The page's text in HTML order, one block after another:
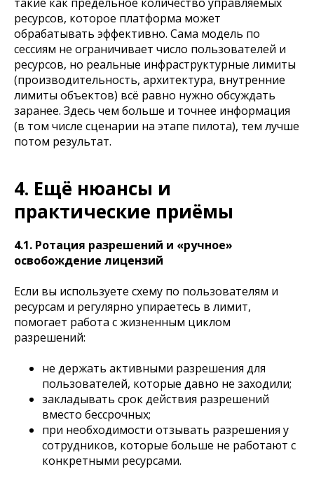
ресурсов, которое платформа может
обрабатывать эффективно. Сама модель по
сессиям не ограничивает число пользователей и
ресурсов, но реальные инфраструктурные лимиты
(производительность, архитектура, внутренние
лимиты объектов) всё равно нужно обсуждать
заранее. Здесь чем больше и точнее информация
(в том числе сценарии на этапе пилота), тем лучше
потом результат.
4. Ещё нюансы и
практические приёмы
4.1. Ротация разрешений и «ручное»
освобождение лицензий
Если вы используете схему по пользователям и
ресурсам и регулярно упираетесь в лимит,
помогает работа с жизненным циклом
разрешений:
не держать активными разрешения для
пользователей, которые давно не заходили;
закладывать срок действия разрешений
вместо бессрочных;
при необходимости отзывать разрешения у
сотрудников, которые больше не работают с
конкретными ресурсами.